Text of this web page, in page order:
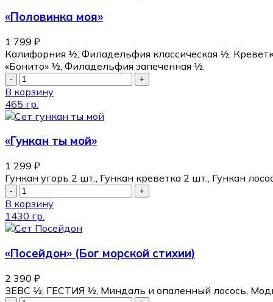
«Половинка моя»
1 799 ₽
Калифорния ½, Филадельфия классическая ½,
«Бонито» ½, Филадельфия запеченная ½.
В корзину
465 гр.
«Гункан ты мой»
1 299 ₽
Гункан угорь 2 шт., Гункан креветка 2 шт., Гункан
В корзину
1430 гр.
«Посейдон» (Бог морской стихии)
2 390 ₽
ЗЕВС ½, ГЕСТИЯ ½, Миндаль и опаленный лосось,